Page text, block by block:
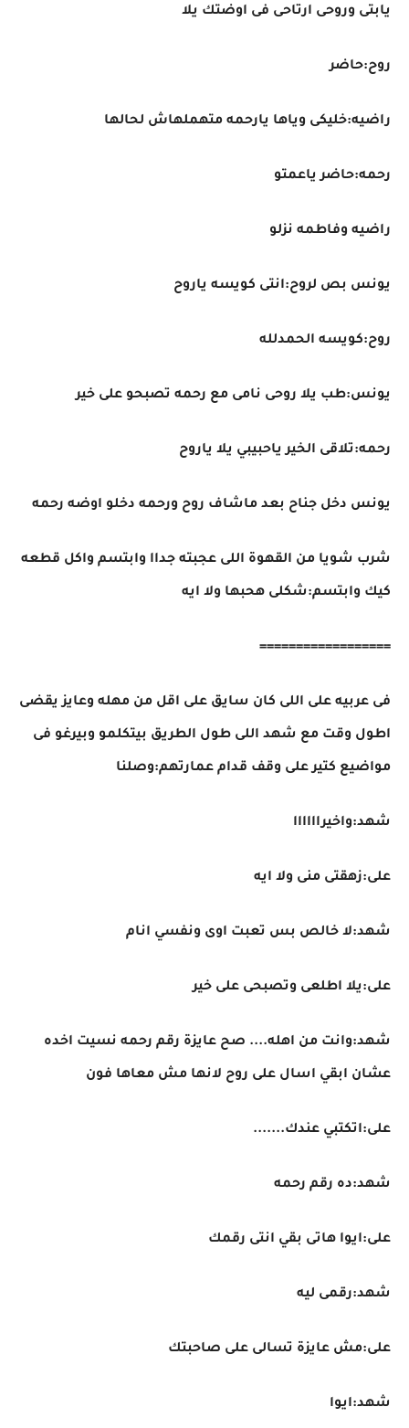
يابتى وروحى ارتاحى فى اوضتك يلا
روح:حاضر
راضيه:خليكى وياها يارحمه متهملهاش لحالها
رحمه:حاضر ياعمتو
راضيه وفاطمه نزلو
يونس بص لروح:انتى كويسه ياروح
روح:كويسه الحمدلله
يونس:طب يلا روحى نامى مع رحمه تصبحو على خير
رحمه:تلاقى الخير ياحبيبي يلا ياروح
يونس دخل جناح بعد ماشاف روح ورحمه دخلو اوضه رحمه
شرب شويا من القهوة اللى عجبته جداا وابتسم واكل قطعه
كيك وابتسم:شكلى هحبها ولا ايه
==================
فى عربيه على اللى كان سايق على اقل من مهله وعايز يقضى
اطول وقت مع شهد اللى طول الطريق بيتكلمو وبيرغو فى
مواضيع كتير على وقف قدام عمارتهم:وصلنا
شهد:واخيراااااا
على:زهقتى منى ولا ايه
شهد:لا خالص بس تعبت اوى ونفسي انام
على:يلا اطلعى وتصبحى على خير
شهد:وانت من اهله.... صح عايزة رقم رحمه نسيت اخده
عشان ابقي اسال على روح لانها مش معاها فون
على:اتكتبي عندك.......
شهد:ده رقم رحمه
على:ايوا هاتى بقي انتى رقمك
شهد:رقمى ليه
على:مش عايزة تسالى على صاحبتك
شهد:ايوا